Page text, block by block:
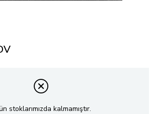
stoklarımızda kalmamıştır.